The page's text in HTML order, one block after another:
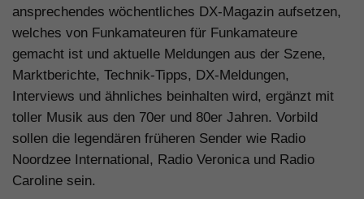
ansprechendes wöchentliches DX-Magazin aufsetzen,
welches von Funkamateuren für Funkamateure
gemacht ist und aktuelle Meldungen aus der Szene,
Marktberichte, Technik-Tipps, DX-Meldungen,
Interviews und ähnliches beinhalten wird, ergänzt mit
toller Musik aus den 70er und 80er Jahren. Vorbild
sollen die legendären früheren Sender wie Radio
Noordzee International, Radio Veronica und Radio
Caroline sein.